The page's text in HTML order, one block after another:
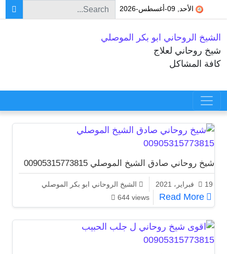
Skip to content
الأحد, 09-أغسطس-2026
Search for:
الشيخ الروحاني ابو بكر الموصلي
شيخ روحاني لعلاج
كافة المشاكل
Main Navigation
شيخ روحاني صادق الشيخ الموصلي 00905315773815
19 فبراير، 2021
الشيخ الروحاني ابو بكر الموصلي
644 views
Read More
شيخ روحاني صادق الشيخ الموصلي 00905315773815